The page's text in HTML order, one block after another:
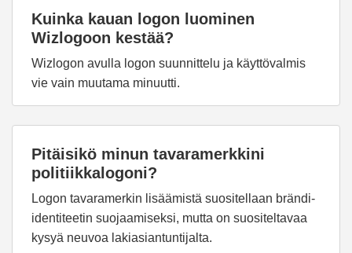
Kuinka kauan logon luominen
Wizlogoon kestää?
Wizlogon avulla logon suunnittelu ja käyttövalmis
vie vain muutama minuutti.
Pitäisikö minun tavaramerkkini
politiikkalogoni?
Logon tavaramerkin lisäämistä suositellaan brändi-
identiteetin suojaamiseksi, mutta on suositeltavaa
kysyä neuvoa lakiasiantuntijalta.